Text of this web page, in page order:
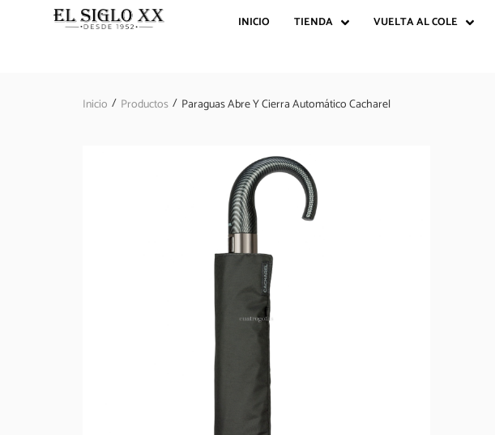
INICIO TIENDA VUELTA AL COLE
Inicio / Productos / Paraguas Abre Y Cierra Automático Cacharel